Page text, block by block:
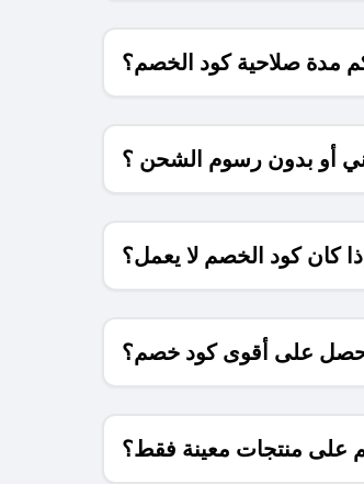
مدة صلاحية كود الخصم؟
أو بدون رسوم الشحن ؟
كان كود الخصم لا يعمل؟
على أقوى كود خصم؟
على منتجات معينة فقط؟